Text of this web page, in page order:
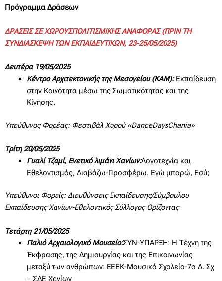
Πρόγραμμα Δράσεων
ΔΡΑΣΕΙΣ ΣΕ ΧΩΡΟΥΣΠΟΛΙΤΙΣΜΙΚΗΣ ΑΝΑΦΟΡΑΣ (ΠΡΙΝ ΤΗ
ΣΥΝΔΙΑΣΚΕΨΗ ΤΩΝ ΕΚΠΑΙΔΕΥΤΙΚΩΝ, 23-25/05/2025)
Δευτέρα 19/05/2025
Κέντρο Αρχιτεκτονικής της Μεσογείου (ΚΑΜ):Εκπαίδευση
στην Κοινότητα μέσω της Σωματικότητας και της
Κίνησης.
Υπεύθυνος Φορέας: Φεστιβάλ Χορού «DanceDaysChania»
Τρίτη 20/05/2025
Γυαλί Τζαμί, Ενετικό λιμάνι Χανίων:Λογοτεχνία και
Εθελοντισμός, Διαβάζω-Προσφέρω. Εγώ μπορώ, Εσύ;
Υπεύθυνοι Φορείς: Διευθύνσεις Εκπαίδευσης/Σύμβουλου
Εκπαίδευσης Χανίων-Εθελοντικός Σύλλογος Ορίζοντας
Τετάρτη 21/05/2025
Παλιό Αρχαιολογικό Μουσείο:ΣΥΝ-ΥΠΑΡΞΗ: Η Τέχνη της
Έκφρασης, της Δημιουργίας και της Επικοινωνίας
μεταξύ των ανθρώπων: ΕΕΕΚ-Μουσικό Σχολείο-7ο Δ. Σχ
– ΣΔΕ Χανίων